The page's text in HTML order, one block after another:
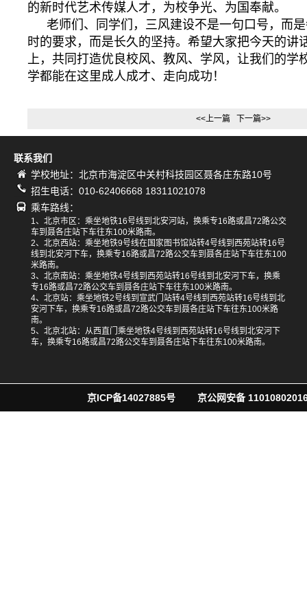
的新时代艺术传媒人才，为校争光、为国奉献。
老师们、同学们，三风建设不是一句口号，而
时的要求，而是长久的坚持。希望大家把今天的讲
上，共同打造优良校风、教风、学风，让我们的学
学都能在这里成人成才、走向成功！
<<上一篇 下一篇>>
联系我们
学校地址：北京市海淀区中关村科技园区聂各庄东路10号
招生电话：010-62406668 18311021078
乘车路线：
1、北京市区：乘坐地铁16号线到北安河站，换乘专16路或昌72路公交
车到聂各庄站下车往东100米路南。
2、北京西站：乘坐地铁9号线在国家图书馆站转4号线到西苑站转16号
线到北安河下车，换乘专16路或昌72路公交车到聂各庄站下车往东100
米路南。
3、北京南站：乘坐地铁4号线到西苑站转16号线到北安河下车，换乘
专16路或昌72路公交车到聂各庄站下车往东100米路南。
4、北京站：乘坐地铁2号线到宣武门站转4号线到西苑站转16号线到北
安河下车，换乘专16路或昌72路公交车到聂各庄站下车往东100米路
南。
5、北京北站：从西直门乘坐地铁4号线到西苑站转16号线到北安河下
车，换乘专16路或昌72路公交车到聂各庄站下车往东100米路南。
京ICP备14027885号 京公网安备